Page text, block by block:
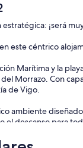
¡será
este céntrico
Marítima y la
Morrazo. Con
de Vigo.
ambiente
el descanso para
tus platos